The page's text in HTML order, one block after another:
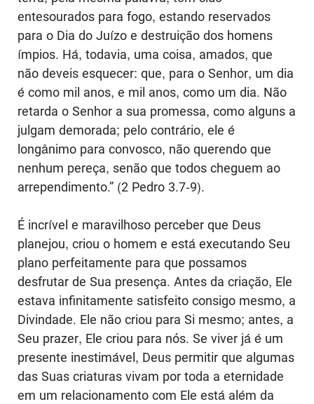
entesourados para fogo, estando reservados
para o Dia do Juízo e destruição dos homens
ímpios. Há, todavia, uma coisa, amados, que
não deveis esquecer: que, para o Senhor, um dia
é como mil anos, e mil anos, como um dia. Não
retarda o Senhor a sua promessa, como alguns a
julgam demorada; pelo contrário, ele é
longânimo para convosco, não querendo que
nenhum pereça, senão que todos cheguem ao
arrependimento.” (2 Pedro 3.7-9).
É incrível e maravilhoso perceber que Deus
planejou, criou o homem e está executando Seu
plano perfeitamente para que possamos
desfrutar de Sua presença. Antes da criação, Ele
estava infinitamente satisfeito consigo mesmo, a
Divindade. Ele não criou para Si mesmo; antes, a
Seu prazer, Ele criou para nós. Se viver já é um
presente inestimável, Deus permitir que algumas
das Suas criaturas vivam por toda a eternidade
em um relacionamento com Ele está além da